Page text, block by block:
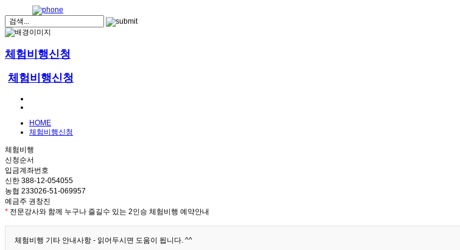
체험비행신청
체험비행신청
HOME
체험비행신청
체험비행
신청순서
입금계좌번호
신한 388-12-054055
농협 233026-51-069957
예금주 권창진
* 전문강사와 함께 누구나 즐길수 있는 2인승 체험비행 예약안내
체험비행 기타 안내사항 - 읽어두시면 도움이 됩니다. ^^